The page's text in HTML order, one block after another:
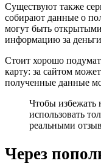
Существуют также
собирают данные о
могут быть
информацию за
Стоит хорошо
карту: за сайтом
полученные данные
Чтобы избежать
использовать
реальными
Через